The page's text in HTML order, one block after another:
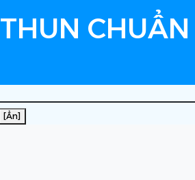
[Ẩn]